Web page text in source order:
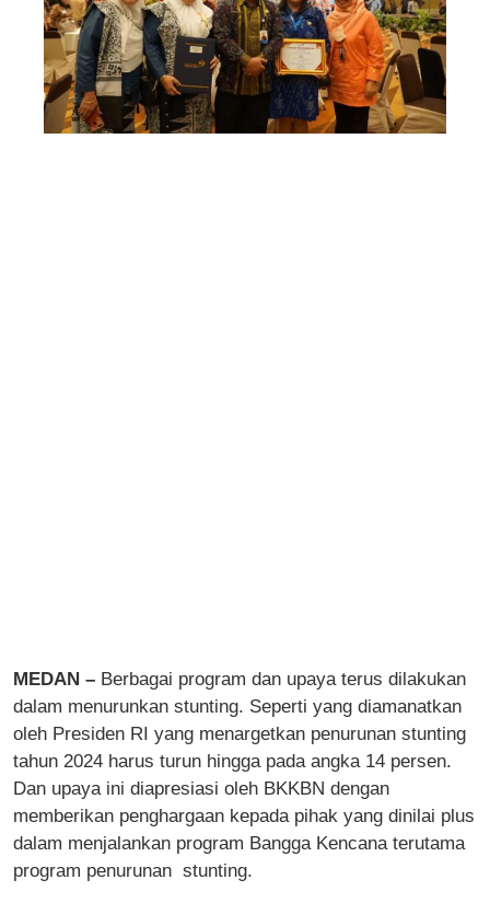
MEDAN – Berbagai program dan upaya terus dilakukan
dalam menurunkan stunting. Seperti yang diamanatkan
oleh Presiden RI yang menargetkan penurunan stunting
tahun 2024 harus turun hingga pada angka 14 persen.
Dan upaya ini diapresiasi oleh BKKBN dengan
memberikan penghargaan kepada pihak yang dinilai plus
dalam menjalankan program Bangga Kencana terutama
program penurunan stunting.